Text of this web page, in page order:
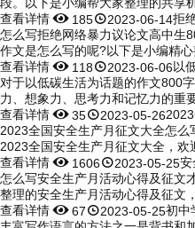
查看详情 1852023-06-14拒
怎么写拒绝网络暴力议论文高中生
作文是怎么写的呢?以下是小编精
查看详情 1182023-06-06以
对于以低碳生活为话题的作文800
力、想象力、思考力和记忆力的重
查看详情352023-05-26
2023全国安全生产月征文大全怎
2023全国安全生产月征文大全，欢
查看详情 16062023-05-25安
怎么写安全生产月活动心得及征文
整理的安全生产月活动心得及征文
查看详情672023-05-25初中